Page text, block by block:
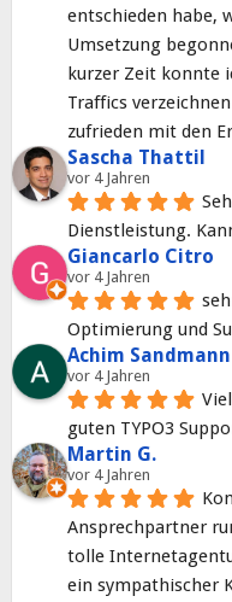
entschieden habe,
Umsetzung
kurzer Zeit konnte
Traffics
zufrieden mit den
Sascha Thattil
vor 4 Jahren
Dienstleistung.
Giancarlo Citro
vor 4 Jahren
Optimierung und
Achim Sandmann
vor 4 Jahren
guten TYPO3
Martin G.
vor 4 Jahren
Ansprechpartner
tolle
ein sympathischer